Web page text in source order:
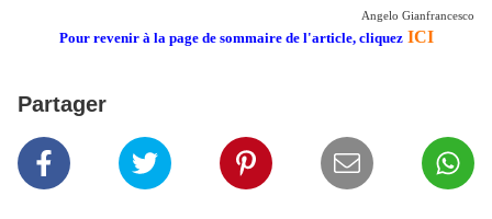
Angelo Gianfrancesco
Pour revenir à la page de sommaire de l'article, cliquez ICI
Partager